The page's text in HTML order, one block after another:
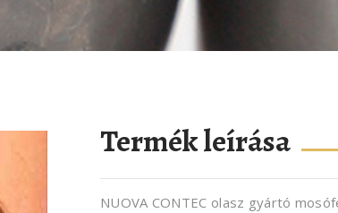
Termék leírása
NUOVA CONTEC olasz gyártó